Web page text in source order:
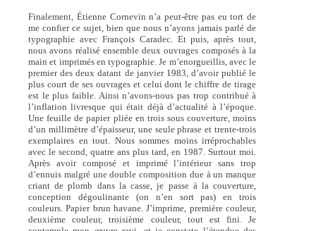
Finalement, Étienne Cornevin n’a peut-être pas eu tort de
me confier ce sujet, bien que nous n’ayons jamais parlé de
typographie avec François Caradec. Et puis, après tout,
nous avons réalisé ensemble deux ouvrages composés à la
main et imprimés en typographie. Je m’enorgueillis, avec le
premier des deux datant de janvier 1983, d’avoir publié le
plus court de ses ouvrages et celui dont le chiffre de tirage
est le plus faible. Ainsi n’avons-nous pas trop contribué à
l’inflation livresque qui était déjà d’actualité à l’époque.
Une feuille de papier pliée en trois sous couverture, moins
d’un millimètre d’épaisseur, une seule phrase et trente-trois
exemplaires en tout. Nous sommes moins irréprochables
avec le second, quatre ans plus tard, en 1987. Surtout moi.
Après avoir composé et imprimé l’intérieur sans trop
d’ennuis malgré une double composition due à un manque
criant de plomb dans la casse, je passe à la couverture,
conception dégoulinante (on n’en sort pas) en trois
couleurs. Papier brun havane. J’imprime, première couleur,
deuxième couleur, troisième couleur, tout est fini. Je